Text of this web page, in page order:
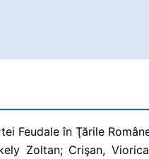
Feudale în Ţările
Zoltan; Crişan,